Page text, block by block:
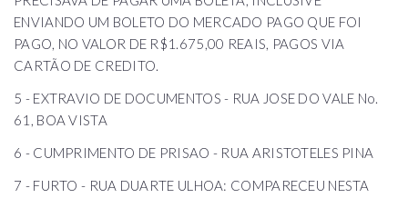
ENVIANDO UM BOLETO DO MERCADO PAGO QUE FOI
PAGO, NO VALOR DE R$1.675,00 REAIS, PAGOS VIA
CARTÃO DE CREDITO.
5 - EXTRAVIO DE DOCUMENTOS - RUA JOSE DO VALE No.
61, BOA VISTA
6 - CUMPRIMENTO DE PRISAO - RUA ARISTOTELES PINA
7 - FURTO - RUA DUARTE ULHOA: COMPARECEU NESTA